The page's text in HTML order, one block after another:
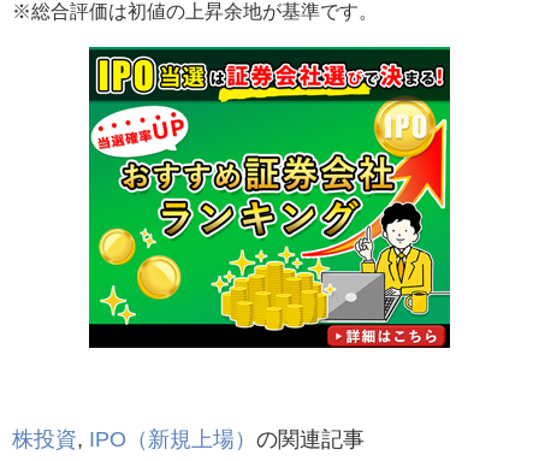
※総合評価は初値の上昇余地が基準です。
株投資, IPO（新規上場） の関連記事